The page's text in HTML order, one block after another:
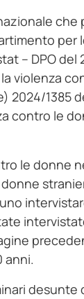
per
– DPO del
violenza
2024/1385
contro le
le donne
anni.
desunte